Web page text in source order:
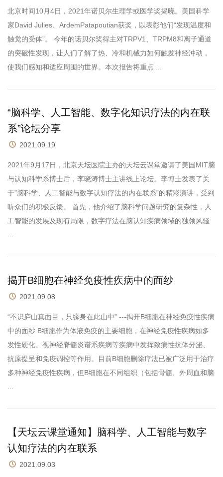
北京时间10月4日，2021年诺贝尔生理学或医学奖揭晓。美国科学
家David Julies、ArdemPatapoutian获奖，以表彰他们“发现温度和
触觉的受体”。 今年的诺贝尔奖得主对TRPV1、TRPM8和离子通道
的突破性发现，让人们了解了热、冷和机械力如何触发神经冲动，
使我们感知和适应周围的世界。本次报告将重点 ...
“脑科学、人工智能、数字化知识疗法的内在联
系”论坛分享
2021.09.19
2021年9月17日，北京天坛医院主办的天坛云课堂邀请了美国MIT脑
与认知科学系博士后，李晓涛博士主讲线上论坛。李博士发表了关
于”脑科学、人工智能与数字认知疗法的内在联系”的精彩演讲，受到
听众们的积极反馈。 首先，他介绍了脑科学问题研究的复杂性，人
工智能的发展及现有局限，数字疗法在脑认知疾病领域的独领风骚
揭开B细胞在神经免疫性疾病中的面纱
2021.09.08
“不识庐山真面目，只缘身在此山中” ---揭开B细胞在神经免疫性疾病
中的面纱 B细胞作为体液免疫的主要细胞，在神经免疫性疾病如多
发性硬化、视神经脊髓炎谱系疾病等疾病中发挥致病性抗体分泌、
抗原提呈和免疫调控等作用。目前B细胞删除疗法已被广泛用于治疗
多种神经免疫性疾病，但B细胞在不同组织（包括骨髓、外周血和脑
【天坛云课堂通知】脑科学、人工智能与数字
认知疗法的内在联系
2021.09.03